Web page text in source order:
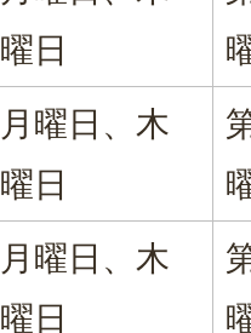
曜日
月曜日、木
曜日
月曜日、木
曜日